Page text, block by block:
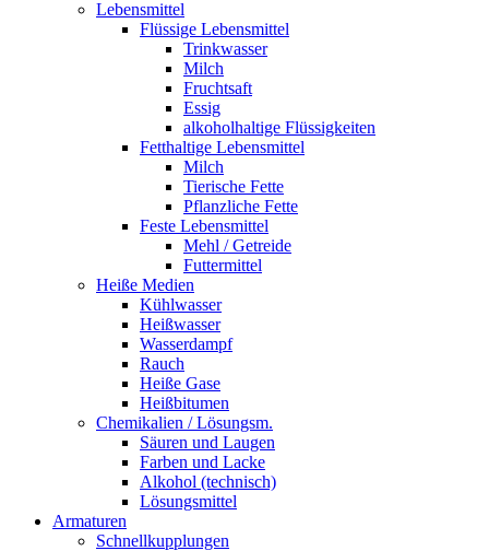
Lebensmittel
Flüssige Lebensmittel
Trinkwasser
Milch
Fruchtsaft
Essig
alkoholhaltige Flüssigkeiten
Fetthaltige Lebensmittel
Milch
Tierische Fette
Pflanzliche Fette
Feste Lebensmittel
Mehl / Getreide
Futtermittel
Heiße Medien
Kühlwasser
Heißwasser
Wasserdampf
Rauch
Heiße Gase
Heißbitumen
Chemikalien / Lösungsm.
Säuren und Laugen
Farben und Lacke
Alkohol (technisch)
Lösungsmittel
Armaturen
Schnellkupplungen